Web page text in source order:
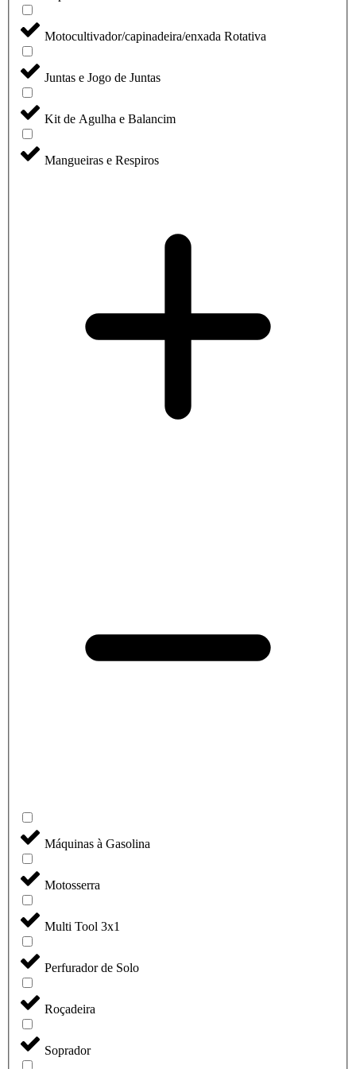
Motocultivador/capinadeira/enxada Rotativa
Juntas e Jogo de Juntas
Kit de Agulha e Balancim
Mangueiras e Respiros
Máquinas à Gasolina
Motosserra
Multi Tool 3x1
Perfurador de Solo
Roçadeira
Soprador